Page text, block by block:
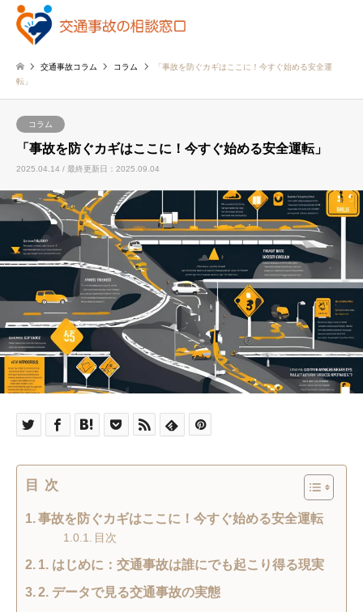
交通事故コラム コラム
「事故を防ぐカギはここに！今すぐ始める安全運
転」
コラム
「事故を防ぐカギはここに！今すぐ始める安全運転」
2025.04.14 / 最終更新日：2025.09.04
目次
事故を防ぐカギはここに！今すぐ始める安全運転
目次
1. はじめに：交通事故は誰にでも起こり得る現実
2. データで見る交通事故の実態